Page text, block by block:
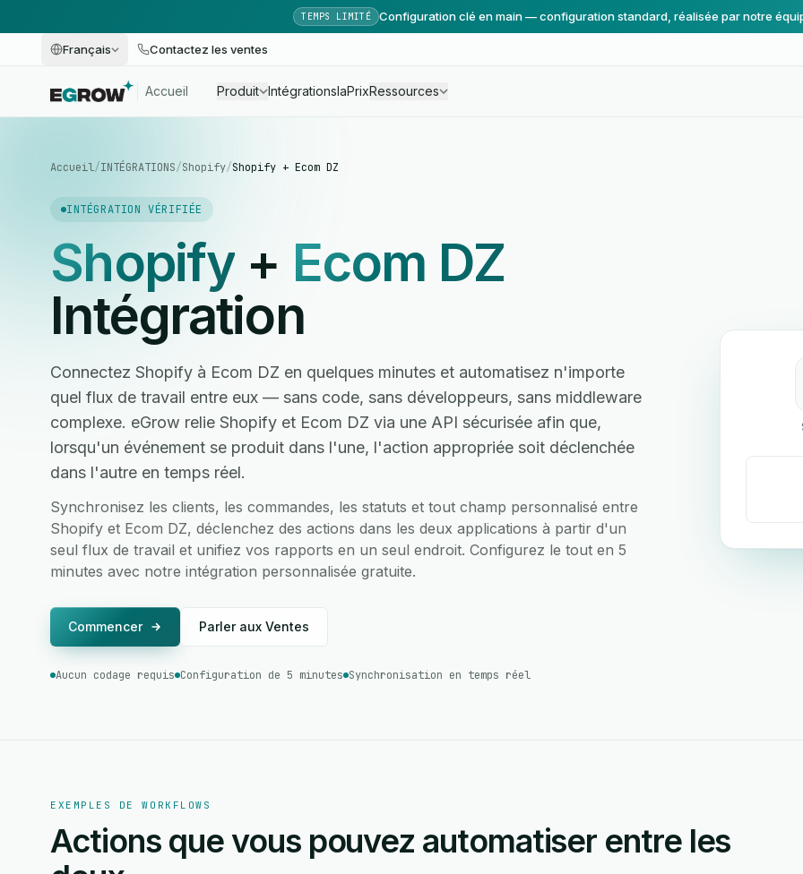
TEMPS LIMITÉ Configuration clé en main — configuration standard, réalisée par notre
Français Contactez les ventes
Accueil Produit IntégrationsIaPrixRessources
Accueil/INTÉGRATIONS/Shopify/Shopify + Ecom DZ
INTÉGRATION VÉRIFIÉE
Shopify+ Ecom DZ
Intégration
Connectez Shopify à Ecom DZ en quelques minutes et automatisez n'importe
quel flux de travail entre eux — sans code, sans développeurs, sans middleware
complexe. eGrow relie Shopify et Ecom DZ via une API sécurisée afin que,
lorsqu'un événement se produit dans l'une, l'action appropriée soit déclenchée
dans l'autre en temps réel.
Synchronisez les clients, les commandes, les statuts et tout champ personnalisé entre
Shopify et Ecom DZ, déclenchez des actions dans les deux applications à partir d'un
seul flux de travail et unifiez vos rapports en un seul endroit. Configurez le tout en 5
minutes avec notre intégration personnalisée gratuite.
Commencer Parler aux Ventes
Aucun codage requis Configuration de 5 minutes Synchronisation en temps réel
EXEMPLES DE WORKFLOWS
Actions que vous pouvez automatiser entre les